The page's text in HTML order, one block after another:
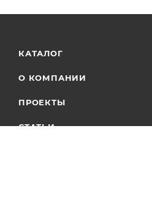
КАТАЛОГ
О КОМПАНИИ
ПРОЕКТЫ
СТАТЬИ